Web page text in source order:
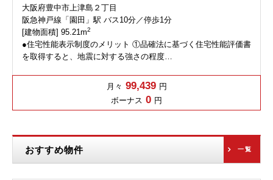
大阪府豊中市上津島２丁目
阪急神戸線「園田」駅 バス10分／停歩1分
[建物面積] 95.21m2
●住宅性能表示制度のメリット ①品確法に基づく住宅性能評価書
を取得すると、地震に対する強さの程度…
月々 99,439 円
ボーナス 0 円
おすすめ物件 一覧